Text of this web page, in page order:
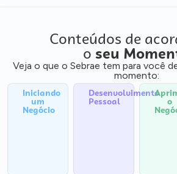
Conteúdos de
o seu
Veja o que o Sebrae tem para você
momento:
Iniciando
um
Negócio
Desenvolvimento
Pessoal o